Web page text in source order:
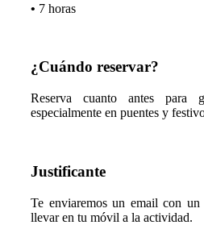
• 7 horas
¿Cuándo reservar?
Reserva cuanto antes para
especialmente en puentes y
Justificante
Te enviaremos un email con
llevar en tu móvil a la actividad.